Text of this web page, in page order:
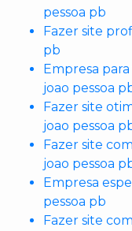
pessoa pb
Fazer site
pb
Empresa
joao pessoa
Fazer site
joao pessoa
Fazer site
joao pessoa
Empresa
pessoa pb
Fazer site